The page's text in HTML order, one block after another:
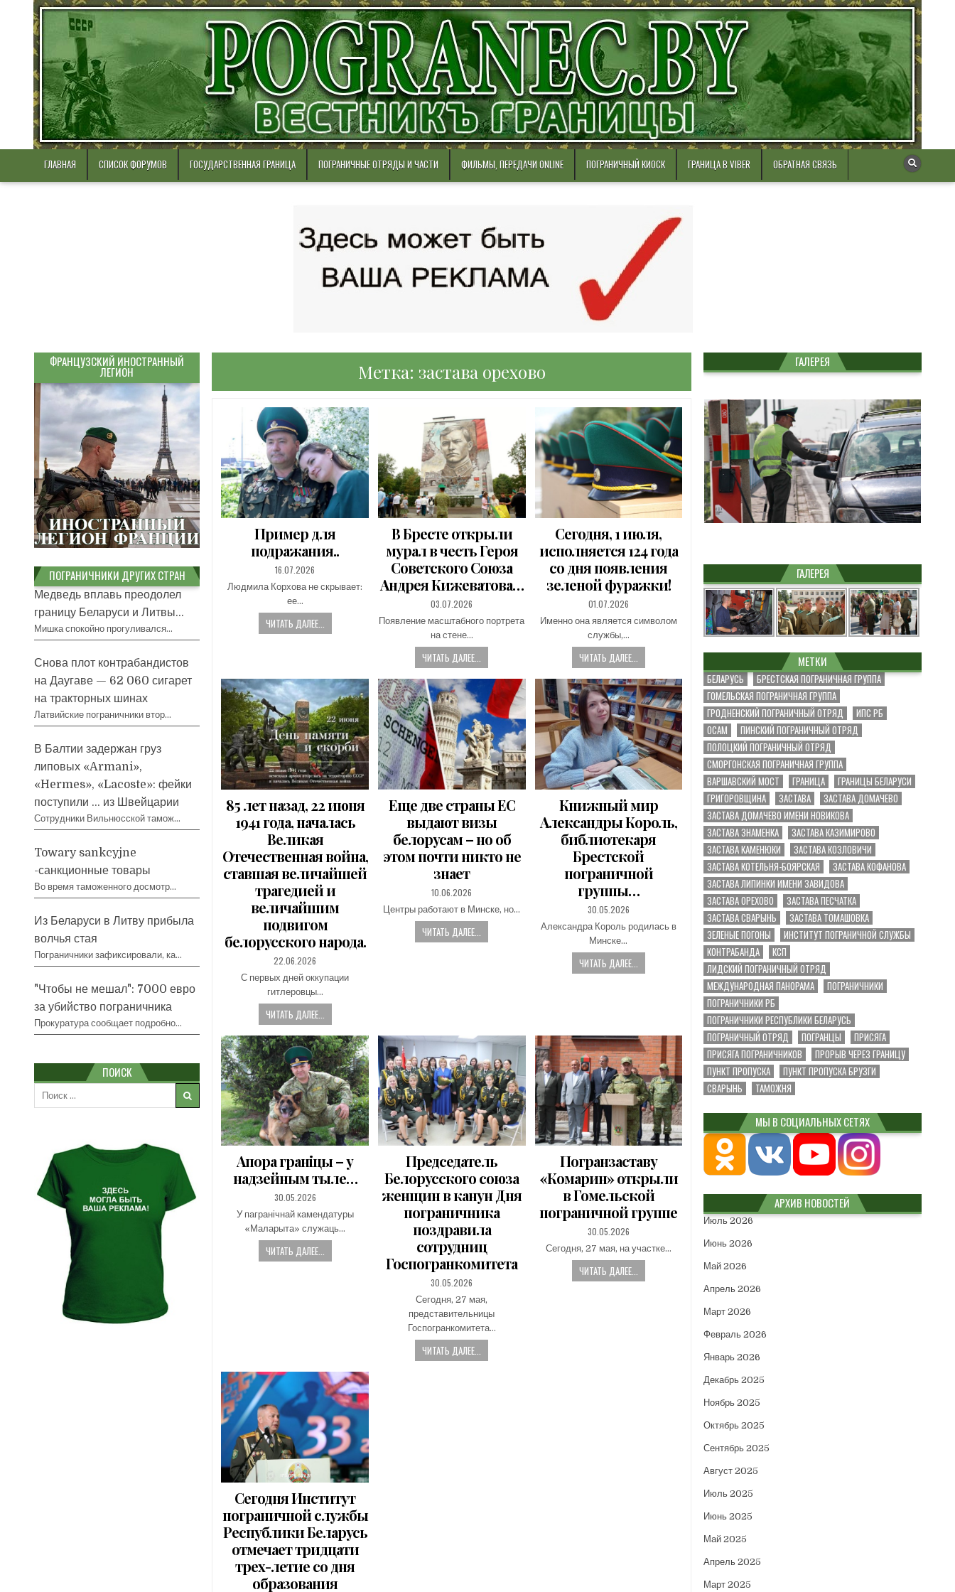
content
ГЛАВНАЯ СПИСОК ФОРУМОВ ГОСУДАРСТВЕННАЯ ГРАНИЦА ПОГРАНИЧНЫЕ ОТРЯДЫ И ЧАСТИ ФИЛЬМЫ, ПЕРЕДАЧИ ONLINE ПОГРАНИЧНЫЙ КИОСК ГРАНИЦА В VIBER ОБРАТНАЯ СВЯЗЬ
Метка: застава орехово
Пример для
подражания..
PUBLISHED
DATE:
16.07.2026
Людмила Корхова не скрывает:
ее…
ЧИТАТЬ ДАЛЕЕ...
В Бресте открыли
мурал в честь Героя
Советского Союза
Андрея Кижеватова…
PUBLISHED
DATE:
03.07.2026
Появление масштабного портрета
на стене…
ЧИТАТЬ ДАЛЕЕ...
Сегодня, 1 июля,
исполняется 124 года
со дня появления
зеленой фуражки!
PUBLISHED
DATE:
01.07.2026
Именно она является символом
службы,…
ЧИТАТЬ ДАЛЕЕ...
85 лет назад, 22 июня
1941 года, началась
Великая
Отечественная война,
ставшая величайшей
трагедией и
величайшим
подвигом
белорусского народа.
PUBLISHED
DATE:
22.06.2026
С первых дней оккупации
гитлеровцы…
ЧИТАТЬ ДАЛЕЕ...
Еще две страны ЕС
выдают визы
белорусам – но об
этом почти никто не
знает
PUBLISHED
DATE:
10.06.2026
Центры работают в Минске, но…
ЧИТАТЬ ДАЛЕЕ...
Книжный мир
Александры Король,
библиотекаря
Брестской
пограничной
группы…
PUBLISHED
DATE:
30.05.2026
Александра Король родилась в
Минске…
ЧИТАТЬ ДАЛЕЕ...
Апора граніцы – у
надзейным тыле…
PUBLISHED
DATE:
30.05.2026
У пагранічнай камендатуры
«Маларыта» служаць…
ЧИТАТЬ ДАЛЕЕ...
Председатель
Белорусского союза
женщин в канун Дня
пограничника
поздравила
сотрудниц
Госпогранкомитета
PUBLISHED
DATE:
30.05.2026
Сегодня, 27 мая,
представительницы
Госпогранкомитета…
ЧИТАТЬ ДАЛЕЕ...
Погранзаставу
«Комарин» открыли
в Гомельской
пограничной группе
PUBLISHED
DATE:
30.05.2026
Сегодня, 27 мая, на участке…
ЧИТАТЬ ДАЛЕЕ...
Сегодня Институт
пограничной службы
Республики Беларусь
отмечает тридцати
трех-летие со дня
образования
ФРАНЦУЗСКИЙ ИНОСТРАННЫЙ
ЛЕГИОН
ПОГРАНИЧНИКИ ДРУГИХ СТРАН
Медведь вплавь преодолел
границу Беларуси и Литвы...
Мишка спокойно прогуливался…
Снова плот контрабандистов
на Даугаве — 62 060 сигарет
на тракторных шинах
Латвийские пограничники втор…
В Балтии задержан груз
липовых «Armani»,
«Hermes», «Lacoste»: фейки
поступили … из Швейцарии
Сотрудники Вильнюсской тамож…
Towary sankcyjne
-санкционные товары
Во время таможенного досмотр…
Из Беларуси в Литву прибыла
волчья стая
Пограничники зафиксировали, ка…
"Чтобы не мешал": 7000 евро
за убийство пограничника
Прокуратура сообщает подробно…
ПОИСК
ГАЛЕРЕЯ
ГАЛЕРЕЯ
МЕТКИ
БЕЛАРУСЬ
БРЕСТСКАЯ ПОГРАНИЧНАЯ ГРУППА
ГОМЕЛЬСКАЯ ПОГРАНИЧНАЯ ГРУППА
ГРОДНЕНСКИЙ ПОГРАНИЧНЫЙ ОТРЯД
ИПС РБ
ОСАМ
ПИНСКИЙ ПОГРАНИЧНЫЙ ОТРЯД
ПОЛОЦКИЙ ПОГРАНИЧНЫЙ ОТРЯД
СМОРГОНСКАЯ ПОГРАНИЧНАЯ ГРУППА
ВАРШАВСКИЙ МОСТ
ГРАНИЦА
ГРАНИЦЫ БЕЛАРУСИ
ГРИГОРОВЩИНА
ЗАСТАВА
ЗАСТАВА ДОМАЧЕВО
ЗАСТАВА ДОМАЧЕВО ИМЕНИ НОВИКОВА
ЗАСТАВА ЗНАМЕНКА
ЗАСТАВА КАЗИМИРОВО
ЗАСТАВА КАМЕНЮКИ
ЗАСТАВА КОЗЛОВИЧИ
ЗАСТАВА КОТЕЛЬНЯ-БОЯРСКАЯ
ЗАСТАВА КОФАНОВА
ЗАСТАВА ЛИПИНКИ ИМЕНИ ЗАВИДОВА
ЗАСТАВА ОРЕХОВО
ЗАСТАВА ПЕСЧАТКА
ЗАСТАВА СВАРЫНЬ
ЗАСТАВА ТОМАШОВКА
ЗЕЛЕНЫЕ ПОГОНЫ
ИНСТИТУТ ПОГРАНИЧНОЙ СЛУЖБЫ
КОНТРАБАНДА
КСП
ЛИДСКИЙ ПОГРАНИЧНЫЙ ОТРЯД
МЕЖДУНАРОДНАЯ ПАНОРАМА
ПОГРАНИЧНИКИ
ПОГРАНИЧНИКИ РБ
ПОГРАНИЧНИКИ РЕСПУБЛИКИ БЕЛАРУСЬ
ПОГРАНИЧНЫЙ ОТРЯД
ПОГРАНЦЫ
ПРИСЯГА
ПРИСЯГА ПОГРАНИЧНИКОВ
ПРОРЫВ ЧЕРЕЗ ГРАНИЦУ
ПУНКТ ПРОПУСКА
ПУНКТ ПРОПУСКА БРУЗГИ
СВАРЫНЬ
ТАМОЖНЯ
МЫ В СОЦИАЛЬНЫХ СЕТЯХ
АРХИВ НОВОСТЕЙ
Июль 2026
Июнь 2026
Май 2026
Апрель 2026
Март 2026
Февраль 2026
Январь 2026
Декабрь 2025
Ноябрь 2025
Октябрь 2025
Сентябрь 2025
Август 2025
Июль 2025
Июнь 2025
Май 2025
Апрель 2025
Март 2025